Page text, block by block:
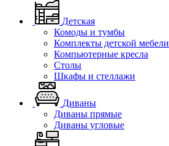
Детская
Комоды и тумбы
Комплекты детской мебели
Компьютерные кресла
Столы
Шкафы и стеллажи
Диваны
Диваны прямые
Диваны угловые